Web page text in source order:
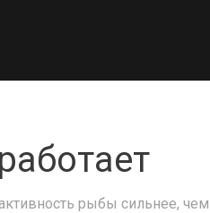
рыбы сильнее, чем